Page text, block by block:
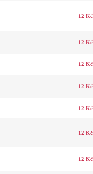
12 Kč
12 Kč
12 Kč
12 Kč
12 Kč
12 Kč
12 Kč